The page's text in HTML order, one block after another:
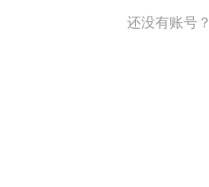
还没有账号？